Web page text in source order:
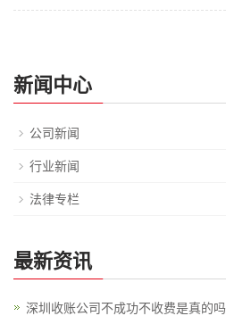
新闻中心
公司新闻
行业新闻
法律专栏
最新资讯
深圳收账公司不成功不收费是真的吗